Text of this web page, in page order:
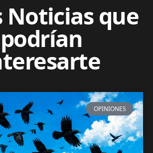
Noticias que
podrían
OPINIONES